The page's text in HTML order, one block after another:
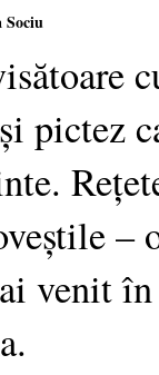
Sociu
pictez
–
venit